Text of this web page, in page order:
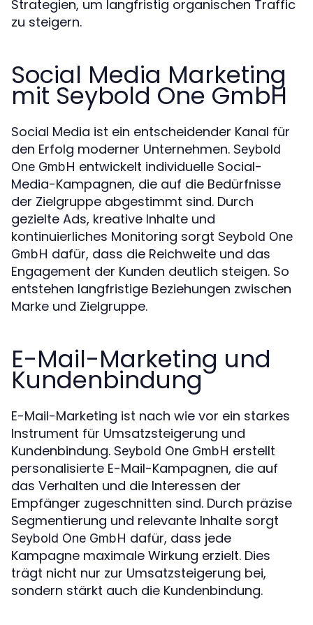
Strategien, um langfristig organischen Traffic
zu steigern.
Social Media Marketing
mit Seybold One GmbH
Social Media ist ein entscheidender Kanal für
den Erfolg moderner Unternehmen. Seybold
One GmbH entwickelt individuelle Social-
Media-Kampagnen, die auf die Bedürfnisse
der Zielgruppe abgestimmt sind. Durch
gezielte Ads, kreative Inhalte und
kontinuierliches Monitoring sorgt Seybold One
GmbH dafür, dass die Reichweite und das
Engagement der Kunden deutlich steigen. So
entstehen langfristige Beziehungen zwischen
Marke und Zielgruppe.
E-Mail-Marketing und
Kundenbindung
E-Mail-Marketing ist nach wie vor ein starkes
Instrument für Umsatzsteigerung und
Kundenbindung. Seybold One GmbH erstellt
personalisierte E-Mail-Kampagnen, die auf
das Verhalten und die Interessen der
Empfänger zugeschnitten sind. Durch präzise
Segmentierung und relevante Inhalte sorgt
Seybold One GmbH dafür, dass jede
Kampagne maximale Wirkung erzielt. Dies
trägt nicht nur zur Umsatzsteigerung bei,
sondern stärkt auch die Kundenbindung.